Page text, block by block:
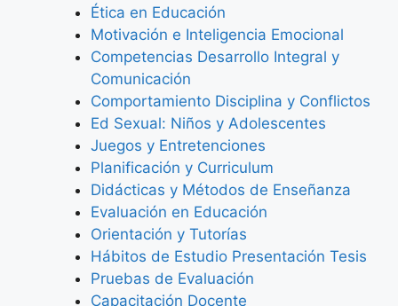
Ética en Educación
Motivación e Inteligencia Emocional
Competencias Desarrollo Integral y
Comunicación
Comportamiento Disciplina y Conflictos
Ed Sexual: Niños y Adolescentes
Juegos y Entretenciones
Planificación y Curriculum
Didácticas y Métodos de Enseñanza
Evaluación en Educación
Orientación y Tutorías
Hábitos de Estudio Presentación Tesis
Pruebas de Evaluación
Capacitación Docente